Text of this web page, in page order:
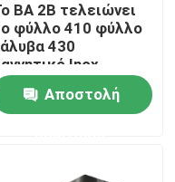
BA 2B τελειώνει
φύλλο 410 φύλλο
430
Inox
Αποστολή